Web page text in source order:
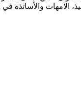
الامهات والأساتذة في